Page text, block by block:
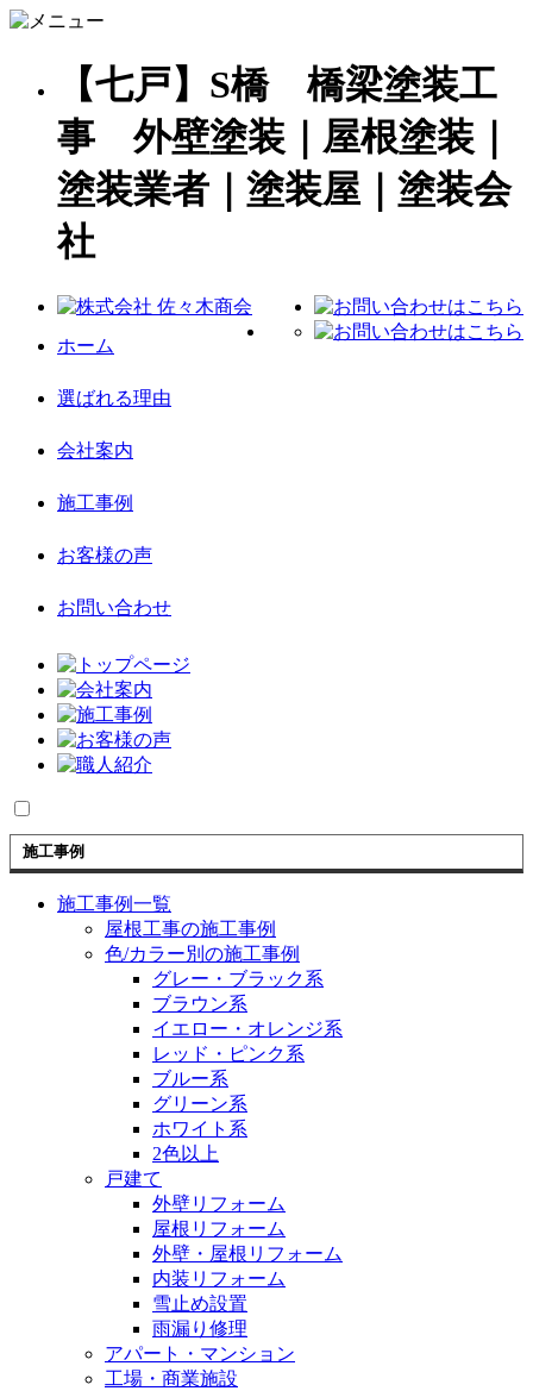
【七戸】S橋 橋梁塗装工
事 外壁塗装｜屋根塗装｜
塗装業者｜塗装屋｜塗装会
社
ホーム
選ばれる理由
会社案内
施工事例
お客様の声
お問い合わせ
施工事例
施工事例一覧
屋根工事の施工事例
色/カラー別の施工事例
グレー・ブラック系
ブラウン系
イエロー・オレンジ系
レッド・ピンク系
ブルー系
グリーン系
ホワイト系
2色以上
戸建て
外壁リフォーム
屋根リフォーム
外壁・屋根リフォーム
内装リフォーム
雪止め設置
雨漏り修理
アパート・マンション
工場・商業施設